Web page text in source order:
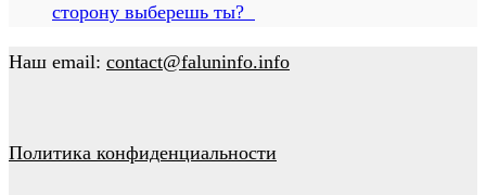
сторону выберешь ты?
Наш email: contact@faluninfo.info
Политика конфиденциальности